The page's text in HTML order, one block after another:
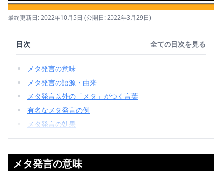
最終更新日: 2022年10月5日 (公開日: 2022年3月29日)
目次
メタ発言の意味
メタ発言の語源・由来
メタ発言以外の「メタ」がつく言葉
有名なメタ発言の例
メタ発言の効果
全ての目次を見る
メタ発言の意味